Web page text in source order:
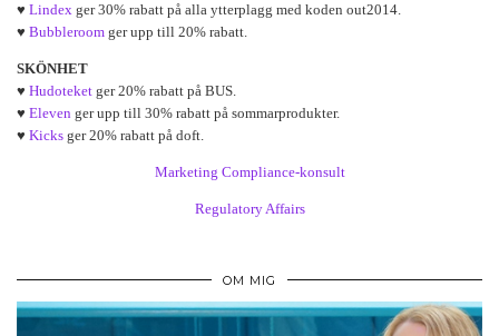
♥ Lindex ger 30% rabatt på alla ytterplagg med koden out2014.
♥ Bubbleroom ger upp till 20% rabatt.
SKÖNHET
♥ Hudoteket ger 20% rabatt på BUS.
♥ Eleven ger upp till 30% rabatt på sommarprodukter.
♥ Kicks ger 20% rabatt på doft.
Marketing Compliance-konsult
Regulatory Affairs
OM MIG